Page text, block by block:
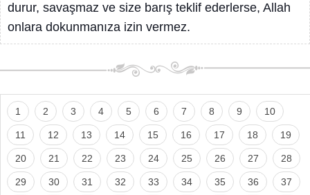
durur, savaşmaz ve size barış teklif ederlerse, Allah
onlara dokunmanıza izin vermez.
1 2 3 4 5 6 7 8 9 10
11 12 13 14 15 16 17 18 19
20 21 22 23 24 25 26 27 28
29 30 31 32 33 34 35 36 37